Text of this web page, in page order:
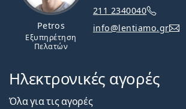
Petros
Εξυπηρέτηση
Πελατών
211 2340040
info@lentiamo.gr
Ηλεκτρονικές αγορές
Όλα για τις αγορές